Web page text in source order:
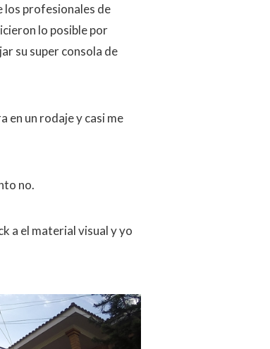
los profesionales de
lo posible por
su super consola de
en un rodaje y casi me
no.
a el material visual y yo